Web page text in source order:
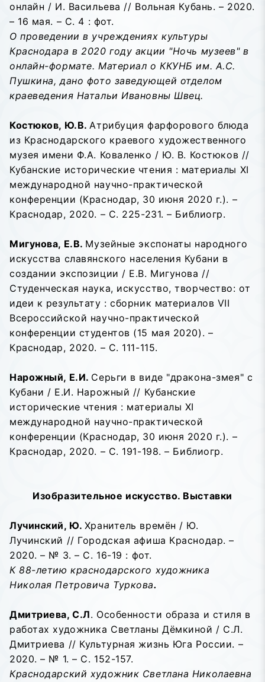
онлайн / И. Васильева // Вольная Кубань. – 2020.
– 16 мая. – С. 4 : фот.
О проведении в учреждениях культуры
Краснодара в 2020 году акции "Ночь музеев" в
онлайн-формате. Материал о ККУНБ им. А.С.
Пушкина, дано фото заведующей отделом
краеведения Натальи Ивановны Швец.
Костюков, Ю.В.Атрибуция фарфорового блюда
из Краснодарского краевого художественного
музея имени Ф.А. Коваленко / Ю. В. Костюков //
Кубанские исторические чтения : материалы XI
международной научно-практической
конференции (Краснодар, 30 июня 2020 г.). –
Краснодар, 2020. – С. 225-231. – Библиогр.
Мигунова, Е.В. Музейные экспонаты народного
искусства славянского населения Кубани в
создании экспозиции / Е.В. Мигунова //
Студенческая наука, искусство, творчество: от
идеи к результату : сборник материалов VII
Всероссийской научно-практической
конференции студентов (15 мая 2020). –
Краснодар, 2020. – С. 111-115.
Нарожный, Е.И. Серьги в виде "дракона-змея" с
Кубани / Е.И. Нарожный // Кубанские
исторические чтения : материалы XI
международной научно-практической
конференции (Краснодар, 30 июня 2020 г.). –
Краснодар, 2020. – С. 191-198. – Библиогр.
Изобразительное искусство. Выставки
Лучинский, Ю. Хранитель времён / Ю.
Лучинский // Городская афиша Краснодар. –
2020. – № 3. – С. 16-19 : фот.
К 88-летию краснодарского художника
Николая Петровича Туркова.
Дмитриева, С.Л. Особенности образа и стиля в
работах художника Светланы Дёмкиной / С.Л.
Дмитриева // Культурная жизнь Юга России. –
2020. – № 1. – С. 152-157.
Краснодарский художник Светлана Николаевна